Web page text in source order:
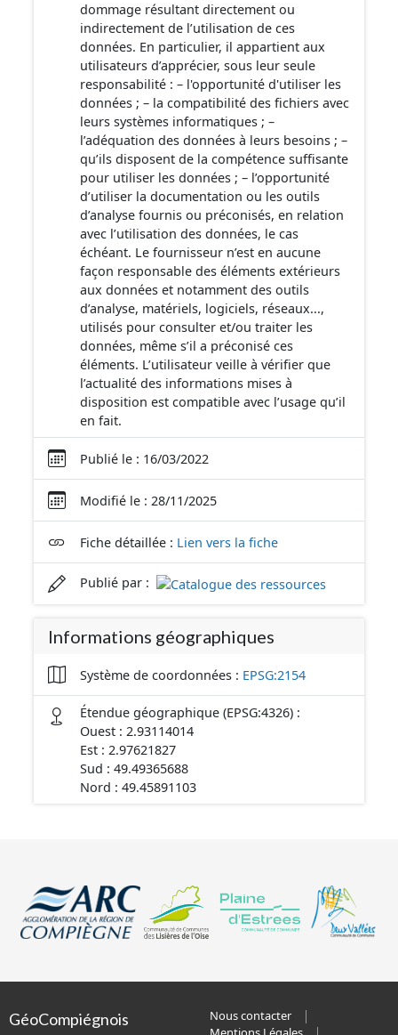
dommage résultant directement ou
indirectement de l’utilisation de ces
données. En particulier, il appartient aux
utilisateurs d’apprécier, sous leur seule
responsabilité : – l'opportunité d'utiliser les
données ; – la compatibilité des fichiers avec
leurs systèmes informatiques ; –
l’adéquation des données à leurs besoins ; –
qu’ils disposent de la compétence suffisante
pour utiliser les données ; – l’opportunité
d’utiliser la documentation ou les outils
d’analyse fournis ou préconisés, en relation
avec l’utilisation des données, le cas
échéant. Le fournisseur n’est en aucune
façon responsable des éléments extérieurs
aux données et notamment des outils
d’analyse, matériels, logiciels, réseaux...,
utilisés pour consulter et/ou traiter les
données, même s’il a préconisé ces
éléments. L’utilisateur veille à vérifier que
l’actualité des informations mises à
disposition est compatible avec l’usage qu’il
en fait.
Publié le : 16/03/2022
Modifié le : 28/11/2025
Fiche détaillée : Lien vers la fiche
Publié par :
Informations géographiques
Système de coordonnées : EPSG:2154
Étendue géographique (EPSG:4326) :
Ouest : 2.93114014
Est : 2.97621827
Sud : 49.49365688
Nord : 49.45891103
GéoCompiégnois
Nous contacter